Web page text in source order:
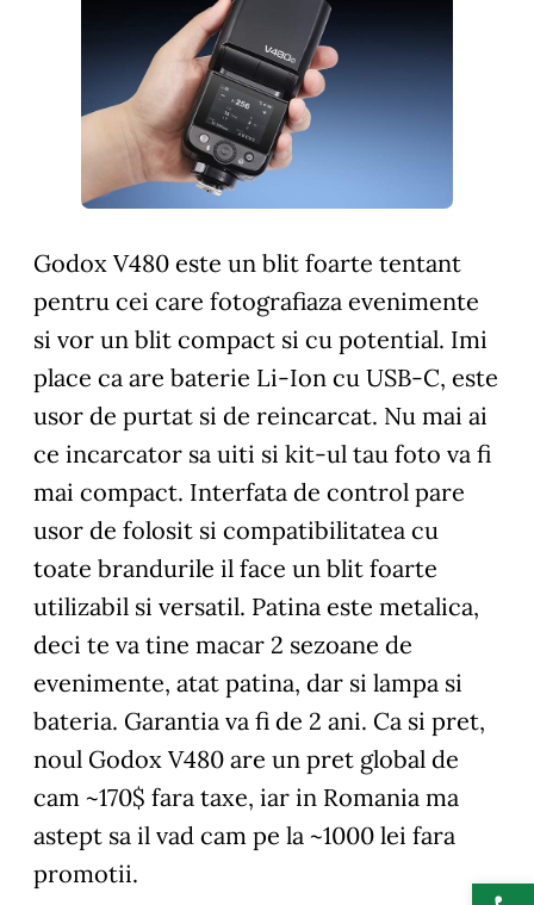
Godox V480 este un blit foarte tentant
pentru cei care fotografiaza evenimente
si vor un blit compact si cu potential. Imi
place ca are baterie Li-Ion cu USB-C, este
usor de purtat si de reincarcat. Nu mai ai
ce incarcator sa uiti si kit-ul tau foto va fi
mai compact. Interfata de control pare
usor de folosit si compatibilitatea cu
toate brandurile il face un blit foarte
utilizabil si versatil. Patina este metalica,
deci te va tine macar 2 sezoane de
evenimente, atat patina, dar si lampa si
bateria. Garantia va fi de 2 ani. Ca si pret,
noul Godox V480 are un pret global de
cam ~170$ fara taxe, iar in Romania ma
astept sa il vad cam pe la ~1000 lei fara
promotii.